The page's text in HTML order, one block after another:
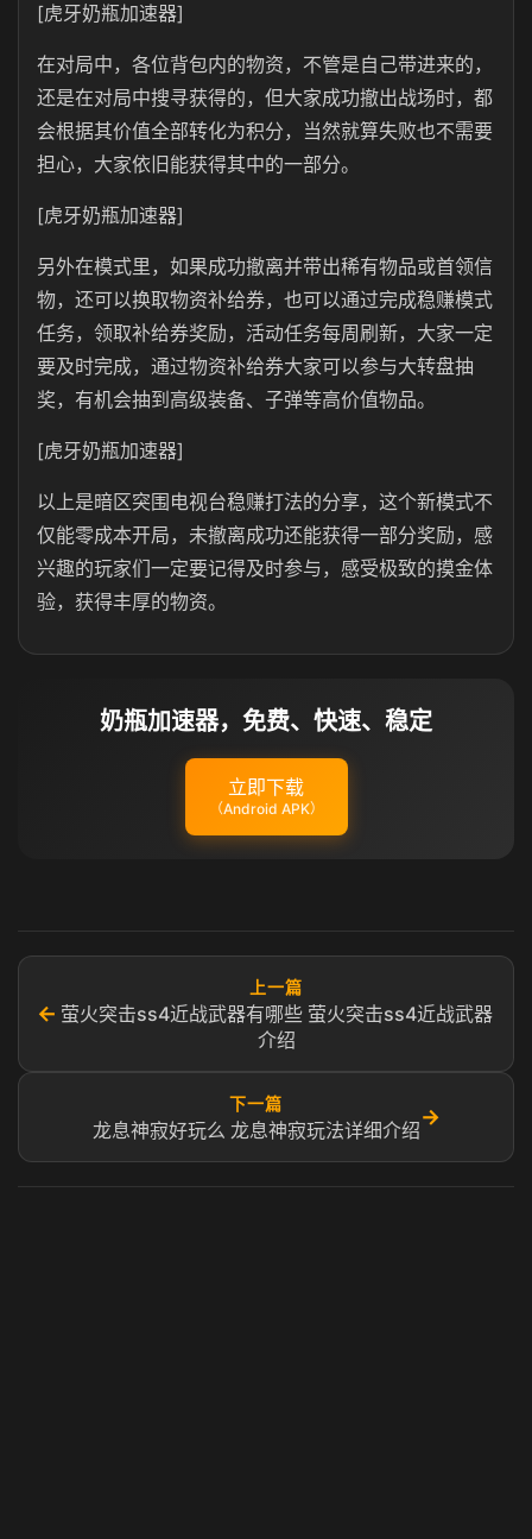
[虎牙奶瓶加速器]
在对局中，各位背包内的物资，不管是自己带进来的，
还是在对局中搜寻获得的，但大家成功撤出战场时，都
会根据其价值全部转化为积分，当然就算失败也不需要
担心，大家依旧能获得其中的一部分。
[虎牙奶瓶加速器]
另外在模式里，如果成功撤离并带出稀有物品或首领信
物，还可以换取物资补给券，也可以通过完成稳赚模式
任务，领取补给券奖励，活动任务每周刷新，大家一定
要及时完成，通过物资补给券大家可以参与大转盘抽
奖，有机会抽到高级装备、子弹等高价值物品。
[虎牙奶瓶加速器]
以上是暗区突围电视台稳赚打法的分享，这个新模式不
仅能零成本开局，未撤离成功还能获得一部分奖励，感
兴趣的玩家们一定要记得及时参与，感受极致的摸金体
验，获得丰厚的物资。
奶瓶加速器，免费、快速、稳定
立即下载
（Android APK）
←
上一篇
萤火突击ss4近战武器有哪些 萤火突击ss4近战武器
介绍
下一篇
龙息神寂好玩么 龙息神寂玩法详细介绍
→